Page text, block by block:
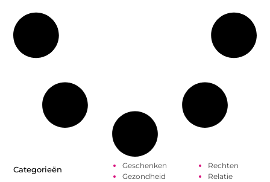
Categorieën
Geschenken
Gezondheid
Rechten
Relatie